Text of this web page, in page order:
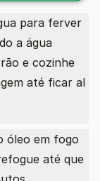
para ferver
a água
e cozinhe
até ficar al
óleo em fogo
até que